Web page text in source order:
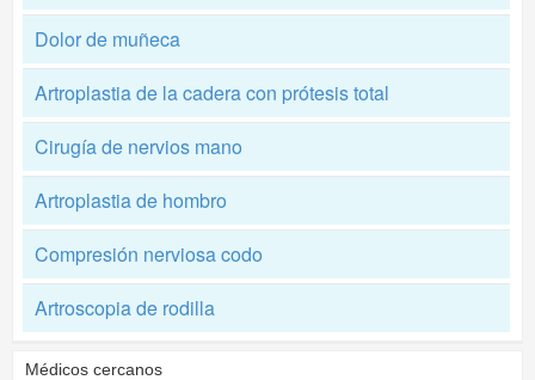
Dolor de muñeca
Artroplastia de la cadera con prótesis total
Cirugía de nervios mano
Artroplastia de hombro
Compresión nerviosa codo
Artroscopia de rodilla
Médicos cercanos